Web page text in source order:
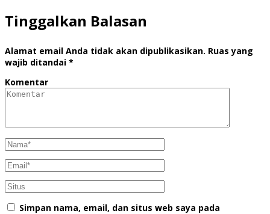
Tinggalkan Balasan
Alamat email Anda tidak akan dipublikasikan. Ruas yang
wajib ditandai *
Komentar
Simpan nama, email, dan situs web saya pada